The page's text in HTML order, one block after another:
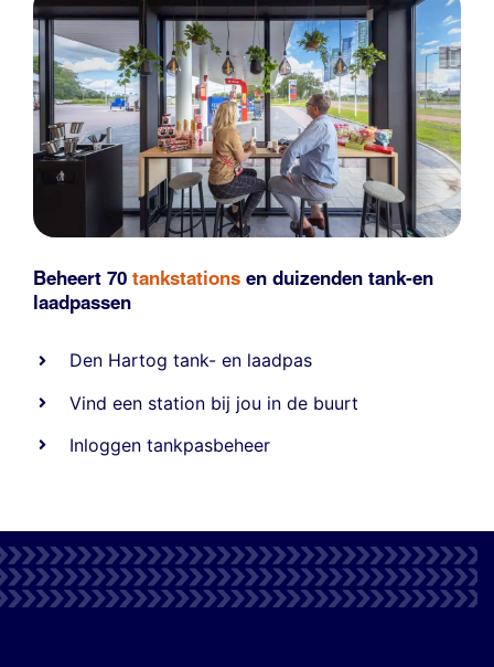
Beheert 70 tankstations en duizenden tank-en
laadpassen
Den Hartog tank- en laadpas
Vind een station bij jou in de buurt
Inloggen tankpasbeheer